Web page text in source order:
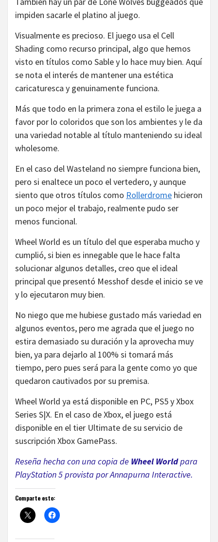
impiden sacarle el platino al juego.
Visualmente es precioso. El juego usa el Cell
Shading como recurso principal, algo que hemos
visto en títulos como Sable y lo hace muy bien. Aquí
se nota el interés de mantener una estética
caricaturesca y genuinamente funciona.
Más que todo en la primera zona el estilo le juega a
favor por lo coloridos que son los ambientes y le da
una variedad notable al título manteniendo su ideal
wholesome.
En el caso del Wasteland no siempre funciona bien,
pero si enaltece un poco el vertedero, y aunque
siento que otros títulos como Rollerdrome hicieron
un poco mejor el trabajo, realmente pudo ser
menos funcional.
Wheel World es un título del que esperaba mucho y
cumplió, si bien es innegable que le hace falta
solucionar algunos detalles, creo que el ideal
principal que presentó Messhof desde el inicio se ve
y lo ejecutaron muy bien.
No niego que me hubiese gustado más variedad en
algunos eventos, pero me agrada que el juego no
estira demasiado su duración y la aprovecha muy
bien, ya para dejarlo al 100% si tomará más
tiempo, pero pues será para la gente como yo que
quedaron cautivados por su premisa.
Wheel World ya está disponible en PC, PS5 y Xbox
Series S|X. En el caso de Xbox, el juego está
disponible en el tier Ultimate de su servicio de
suscripción Xbox GamePass.
Reseña hecha con una copia de Wheel Worldpara
PlayStation 5 provista por Annapurna Interactive.
Comparte esto: